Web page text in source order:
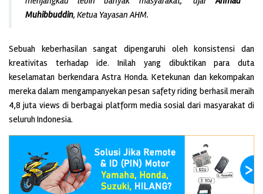
Muhibbuddin, Ketua Yayasan AHM.
Sebuah keberhasilan sangat dipengaruhi oleh konsistensi dan
kreativitas terhadap ide. Inilah yang dibuktikan para duta
keselamatan berkendara Astra Honda. Ketekunan dan kekompakan
mereka dalam mengampanyekan pesan safety riding berhasil meraih
4,8 juta views di berbagai platform media sosial dari masyarakat di
seluruh Indonesia.